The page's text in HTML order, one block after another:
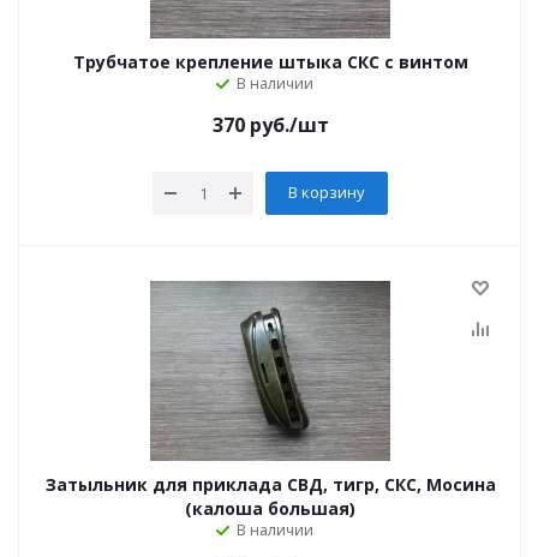
Трубчатое крепление штыка СКС с винтом
В наличии
370руб./шт
В корзину
Затыльник для приклада СВД, тигр, СКС, Мосина
(калоша большая)
В наличии